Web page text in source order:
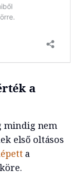
a
mindig nem
első oltásos
a